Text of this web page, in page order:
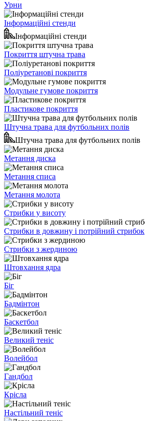
Урни
Інформаційні стенди
Інформаційні стенди
Покриття штучна трава
Поліуретанові покриття
Модульне гумове покриття
Пластикове покриття
Штучна трава для футбольних полів
Штучна трава для футбольних полів
Метання диска
Метання списа
Метання молота
Стрибки у висоту
Стрибки в довжину і потрійний стрибок
Стрибки з жердиною
Штовхання ядра
Біг
Бадмінтон
Баскетбол
Великий теніс
Волейбол
Гандбол
Крісла
Настільний теніс